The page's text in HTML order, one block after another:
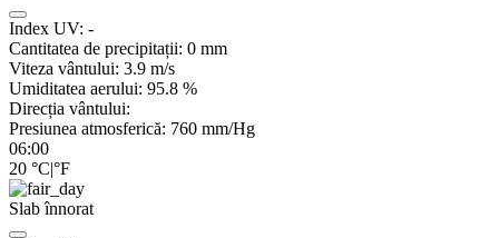
Index UV: -
Cantitatea de precipitații: 0 mm
Viteza vântului: 3.9 m/s
Umiditatea aerului: 95.8 %
Direcția vântului:
Presiunea atmosferică: 760 mm/Hg
06:00
20 °C|°F
Slab înnorat